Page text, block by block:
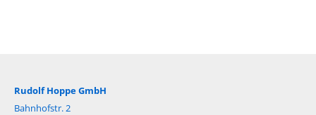
Rudolf Hoppe GmbH
Bahnhofstr. 2